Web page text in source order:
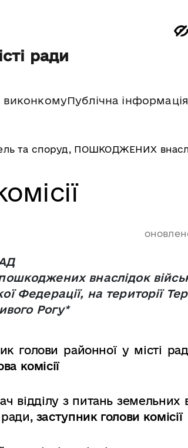
ради
виконкомуПублічна інформація
та споруд, ПОШКОДЖЕНИХ
внаслідок
Федерації, на території
Рогу*
голови районної у місті
комісії
відділу з питань земельних
ради, заступник голови комісії